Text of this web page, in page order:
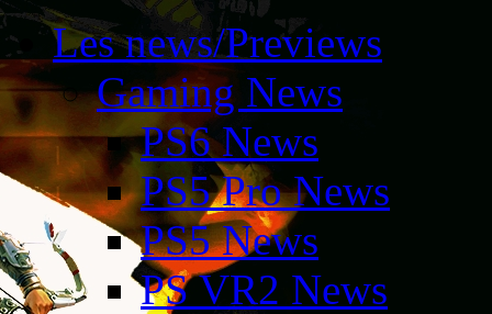
Les news/Previews
Gaming News
PS6 News
PS5 Pro News
PS5 News
PS VR2 News